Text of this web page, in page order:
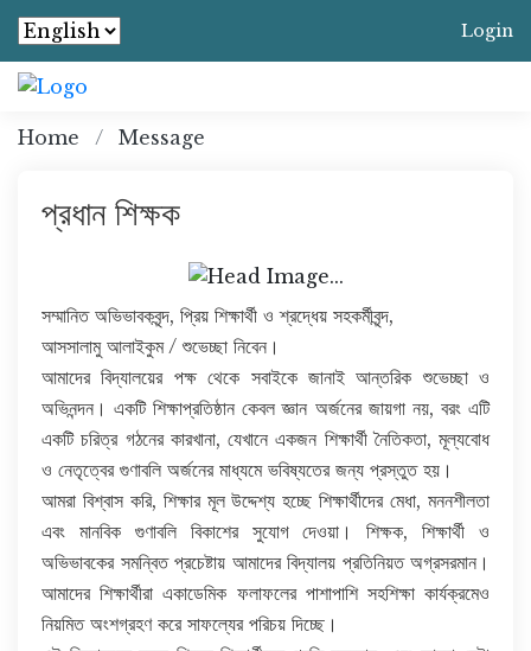
Login
Home Message
প্রধান শিক্ষক
সম্মানিত অভিভাবকবৃন্দ, প্রিয় শিক্ষার্থী ও শ্রদ্ধেয় সহকর্মীবৃন্দ,
আসসালামু আলাইকুম / শুভেচ্ছা নিবেন।
আমাদের বিদ্যালয়ের পক্ষ থেকে সবাইকে জানাই আন্তরিক শুভেচ্ছা ও
অভিনন্দন। একটি শিক্ষাপ্রতিষ্ঠান কেবল জ্ঞান অর্জনের জায়গা নয়, বরং এটি
একটি চরিত্র গঠনের কারখানা, যেখানে একজন শিক্ষার্থী নৈতিকতা, মূল্যবোধ
ও নেতৃত্বের গুণাবলি অর্জনের মাধ্যমে ভবিষ্যতের জন্য প্রস্তুত হয়।
আমরা বিশ্বাস করি, শিক্ষার মূল উদ্দেশ্য হচ্ছে শিক্ষার্থীদের মেধা, মননশীলতা
এবং মানবিক গুণাবলি বিকাশের সুযোগ দেওয়া। শিক্ষক, শিক্ষার্থী ও
অভিভাবকের সমন্বিত প্রচেষ্টায় আমাদের বিদ্যালয় প্রতিনিয়ত অগ্রসরমান।
আমাদের শিক্ষার্থীরা একাডেমিক ফলাফলের পাশাপাশি সহশিক্ষা কার্যক্রমেও
নিয়মিত অংশগ্রহণ করে সাফল্যের পরিচয় দিচ্ছে।